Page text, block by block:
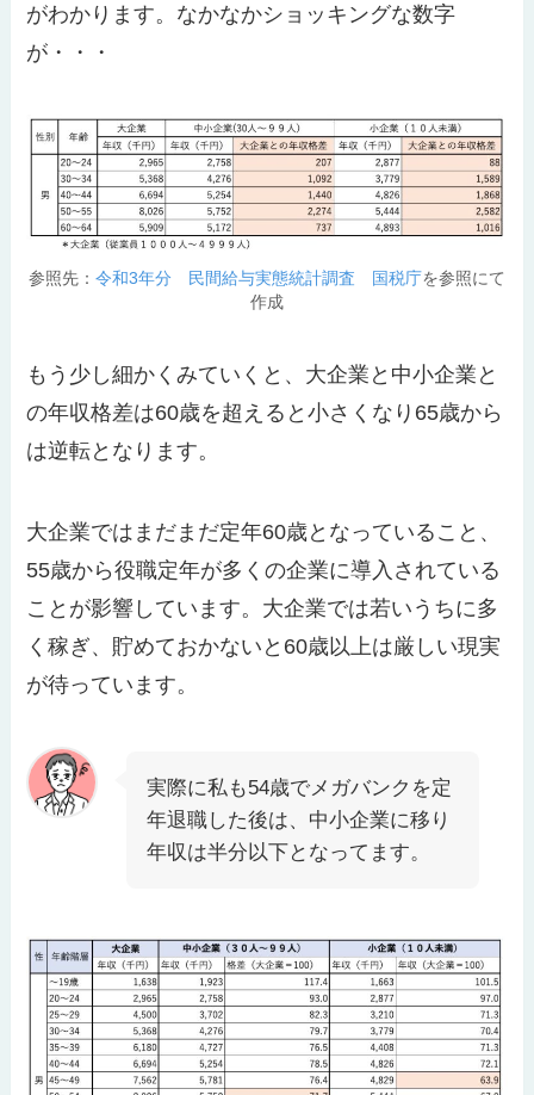
がわかります。なかなかショッキングな数字
が・・・
参照先： 令和3年分 民間給与実態統計調査 国税庁を参照にて
作成
もう少し細かくみていくと、大企業と中小企業と
の年収格差は60歳を超えると小さくなり65歳から
は逆転となります。
大企業ではまだまだ定年60歳となっていること、
55歳から役職定年が多くの企業に導入されている
ことが影響しています。大企業では若いうちに多
く稼ぎ、貯めておかないと60歳以上は厳しい現実
が待っています。
実際に私も54歳でメガバンクを定
年退職した後は、中小企業に移り
年収は半分以下となってます。